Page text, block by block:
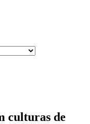
culturas de